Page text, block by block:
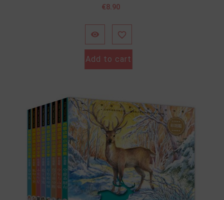
Price
€8.90
 
Add to cart